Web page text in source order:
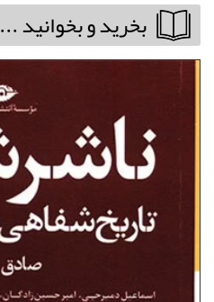
بخريد و بخوانيد ...